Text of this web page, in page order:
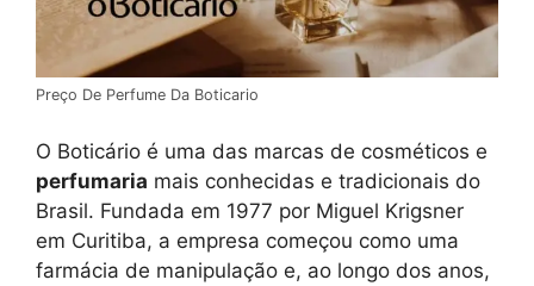
Preço De Perfume Da Boticario
O Boticário é uma das marcas de cosméticos e
perfumaria mais conhecidas e tradicionais do
Brasil. Fundada em 1977 por Miguel Krigsner
em Curitiba, a empresa começou como uma
farmácia de manipulação e, ao longo dos anos,